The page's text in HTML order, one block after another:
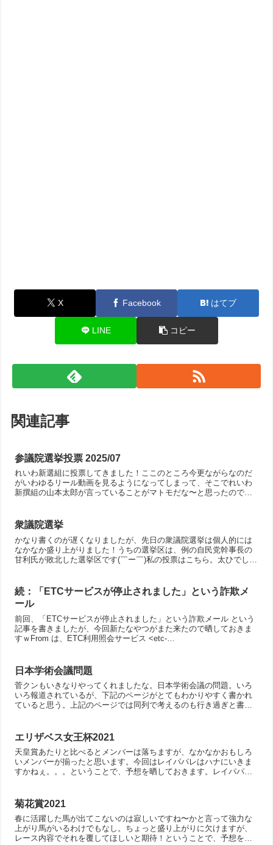
X Facebook はてブ
LINE コピー
関連記事
参議院選挙投票 2025/07
れいわ新選組に投票してきました！ここのところ今更ながらなのだ
がいわゆるリール動画を見るようになってしまって、そこでれいわ
新撰組の山本太郎が言っていることがマトモだな〜と思ったので。
衆議院選挙
かなり書くのが遅くなりましたが、先日の衆議院選挙は個人的には
なかなか盛り上がりました！うちの選挙区は、例の自民党幹事長の
甘利氏が敗北した選挙区です(￣ー￣)私の投票はこちら。太ひでし氏
続：「ETCサービスが停止されました」という詐欺メ
ール
前回、「ETCサービスが停止されました」という詐欺メール という
記事を書きましたが、今回新たなやつがまた来たので晒しておきま
すｗFrom は、ETC利用照会サービス <etc-
日本学術会議問題
菅クンもいきなりやってくれましたな。日本学術会議の問題。いろ
いろ報道されているが、下記のページがとてもわかりやすく書かれ
ていると思う。上記のページでは同列で考えるのも行き過ぎと書か
エリザベス女王杯2021
天皇賞あたりと比べるとメンバーは落ちますが、なかなかおもしろ
いメンバーが揃ったと思います。今回はレイパパレはハナにいきま
すかねぇ。。。ということで、予想を晒しておきます。レイパパ
菊花賞2021
春に活躍した馬が出てこないのは寂しいですね〜かと言って強力な
上がり馬がいるわけでもなし。ちょっと盛り上がりに欠けますが、
レース内容でそれを覆してほしいと期待！ということで、予想を晒